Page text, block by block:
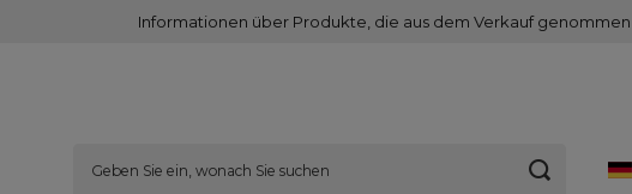
Informationen über Produkte, die aus dem Verkauf genommen